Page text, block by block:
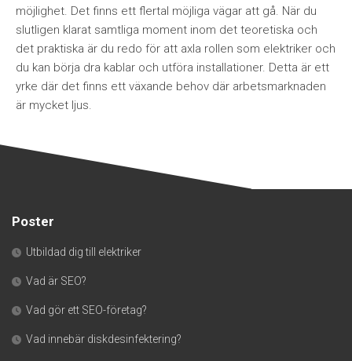
möjlighet. Det finns ett flertal möjliga vägar att gå. När du
slutligen klarat samtliga moment inom det teoretiska och
det praktiska är du redo för att axla rollen som elektriker och
du kan börja dra kablar och utföra installationer. Detta är ett
yrke där det finns ett växande behov där arbetsmarknaden
är mycket ljus.
Poster
Utbildad dig till elektriker
Vad är SEO?
Vad gör ett SEO-företag?
Vad innebär diskdesinfektering?